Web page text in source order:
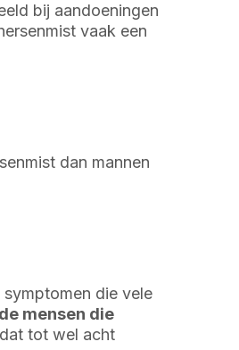
bij aandoeningen
vaak een
dan mannen
die vele
mensen die
tot wel acht